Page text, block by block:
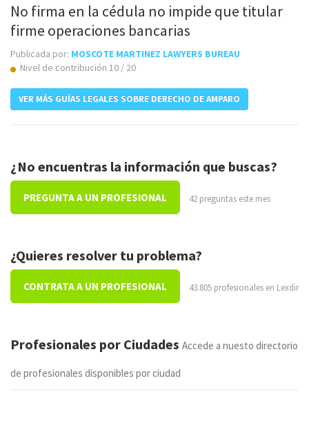
No firma en la cédula no impide que titular
firme operaciones bancarias
Publicada por: MOSCOTE MARTINEZ LAWYERS BUREAU
Nivel de contribución 10 / 20
VER MÁS GUÍAS LEGALES SOBRE DERECHO DE AMPARO
¿No encuentras la información que buscas?
PREGUNTA A UN PROFESIONAL 42 preguntas este mes
¿Quieres resolver tu problema?
CONTRATA A UN PROFESIONAL 43.805 profesionales en Lexdir
Profesionales por Ciudades Accede a nuesto directorio
de profesionales disponibles por ciudad